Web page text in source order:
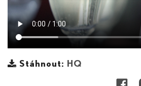
Stáhnout: HQ